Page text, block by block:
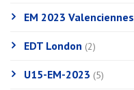
EM 2023 Valenciennes
EDT London (2)
U15-EM-2023 (5)